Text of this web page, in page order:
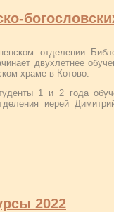
отделении
двухлетнее
храме в Котово.
1 и 2 года
иерей
2022